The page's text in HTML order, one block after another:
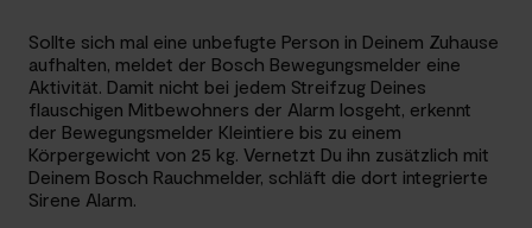
Sollte sich mal eine unbefugte Person in Deinem Zuhause
aufhalten, meldet der Bosch Bewegungsmelder eine
Aktivität. Damit nicht bei jedem Streifzug Deines
flauschigen Mitbewohners der Alarm losgeht, erkennt
der Bewegungsmelder Kleintiere bis zu einem
Körpergewicht von 25 kg. Vernetzt Du ihn zusätzlich mit
Deinem Bosch Rauchmelder, schläft die dort integrierte
Sirene Alarm.